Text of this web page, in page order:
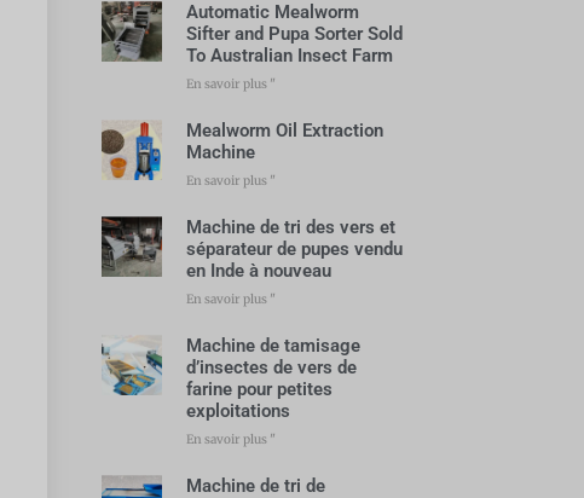
Automatic Mealworm
Sifter and Pupa Sorter Sold
To Australian Insect Farm
En savoir plus "
Mealworm Oil Extraction
Machine
En savoir plus "
Machine de tri des vers et
séparateur de pupes vendu
en Inde à nouveau
En savoir plus "
Machine de tamisage
d’insectes de vers de
farine pour petites
exploitations
En savoir plus "
Machine de tri de